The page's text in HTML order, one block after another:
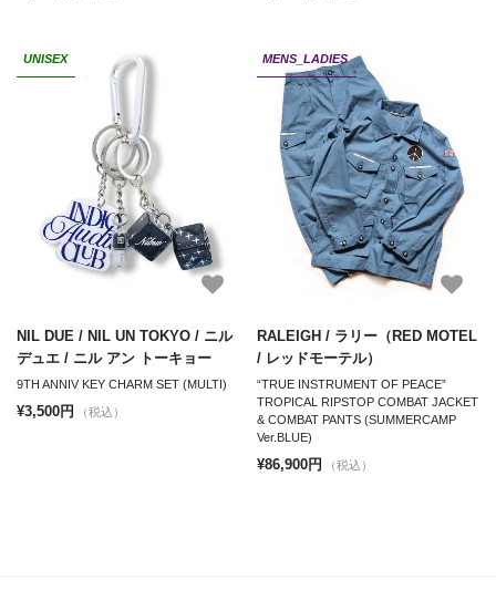
UNISEX
NIL DUE / NIL UN TOKYO / ニル
デュエ / ニル アン トーキョー
9TH ANNIV KEY CHARM SET (MULTI)
¥3,500円 （税込）
MENS_LADIES
RALEIGH / ラリー（RED MOTEL
/ レッドモーテル）
“TRUE INSTRUMENT OF PEACE”
TROPICAL RIPSTOP COMBAT JACKET
& COMBAT PANTS (SUMMERCAMP
Ver.BLUE)
¥86,900円 （税込）